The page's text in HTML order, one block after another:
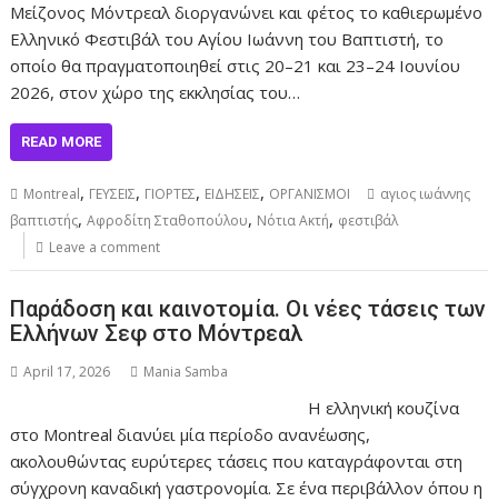
Μείζονος Μόντρεαλ διοργανώνει και φέτος το καθιερωμένο
Ελληνικό Φεστιβάλ του Αγίου Ιωάννη του Βαπτιστή, το
οποίο θα πραγματοποιηθεί στις 20–21 και 23–24 Ιουνίου
2026, στον χώρο της εκκλησίας του…
READ MORE
Montreal, ΓΕΥΣΕΙΣ, ΓΙΟΡΤΕΣ, ΕΙΔΗΣΕΙΣ, ΟΡΓΑΝΙΣΜΟΙ
αγιος ιωάννης
βαπτιστής,Αφροδίτη Σταθοπούλου, Νότια Ακτή, φεστιβάλ
Leave a comment
Παράδοση και καινοτομία. Οι νέες τάσεις των
Ελλήνων Σεφ στο Μόντρεαλ
April 17, 2026 Mania Samba
Η ελληνική κουζίνα
στο Montreal διανύει μία περίοδο ανανέωσης,
ακολουθώντας ευρύτερες τάσεις που καταγράφονται στη
σύγχρονη καναδική γαστρονομία. Σε ένα περιβάλλον όπου η